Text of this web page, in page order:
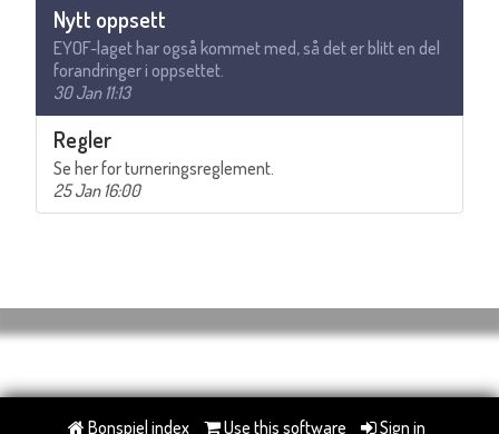
Nytt oppsett
EYOF-laget har også kommet med, så det er blitt en del
forandringer i oppsettet.
30 Jan 11:13
Regler
Se her for turneringsreglement.
25 Jan 16:00
Bonspiel index Use this software Sign in